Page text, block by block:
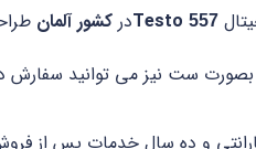
557 در کشور آلمان
ست نیز می توانید سفارش
و ده سال خدمات پس از